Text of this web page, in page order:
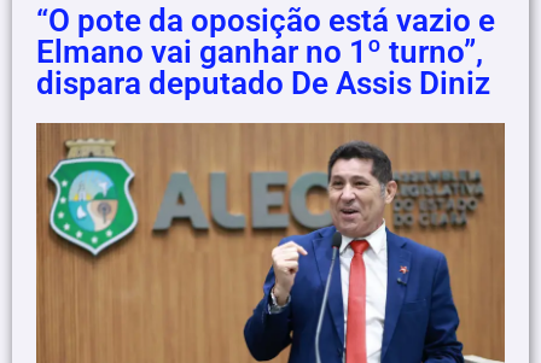
“O pote da oposição está vazio e
Elmano vai ganhar no 1º turno”,
dispara deputado De Assis Diniz